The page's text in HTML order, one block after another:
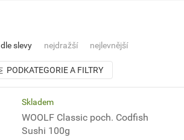
dle slevy nejdražší nejlevnější
PODKATEGORIE A FILTRY
Skladem
WOOLF Classic poch. Codfish
Sushi 100g